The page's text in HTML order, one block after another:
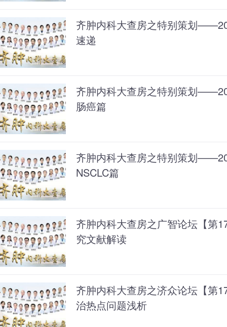
齐肿内科大查房之特别策划
速递
齐肿内科大查房之特别策划
肠癌篇
齐肿内科大查房之特别策划
NSCLC篇
齐肿内科大查房之广智论坛【第
究文献解读
齐肿内科大查房之济众论坛【第
治热点问题浅析